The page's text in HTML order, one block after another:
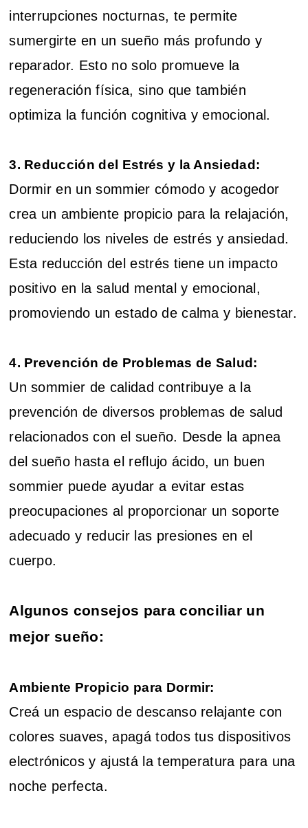
interrupciones nocturnas, te permite
sumergirte en un sueño más profundo y
reparador. Esto no solo promueve la
regeneración física, sino que también
optimiza la función cognitiva y emocional.
3. Reducción del Estrés y la Ansiedad:
Dormir en un sommier cómodo y acogedor
crea un ambiente propicio para la relajación,
reduciendo los niveles de estrés y ansiedad.
Esta reducción del estrés tiene un impacto
positivo en la salud mental y emocional,
promoviendo un estado de calma y bienestar.
4. Prevención de Problemas de Salud:
Un sommier de calidad contribuye a la
prevención de diversos problemas de salud
relacionados con el sueño. Desde la apnea
del sueño hasta el reflujo ácido, un buen
sommier puede ayudar a evitar estas
preocupaciones al proporcionar un soporte
adecuado y reducir las presiones en el
cuerpo.
Algunos consejos para conciliar un
mejor sueño:
Ambiente Propicio para Dormir:
Creá un espacio de descanso relajante con
colores suaves, apagá todos tus dispositivos
electrónicos y ajustá la temperatura para una
noche perfecta.